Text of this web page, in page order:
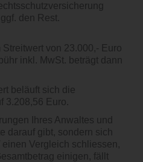
den Rest.
von 23.000,- Euro
inkl. MwSt. beträgt dann
beläuft sich die
3.208,56 Euro.
Ihres Anwaltes und
darauf gibt, sondern sich
Vergleich schliessen,
einigen, fällt